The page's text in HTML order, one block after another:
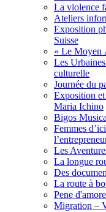
La violence
Ateliers
Exposition
Suisse
« Le Moyen
Les
culturelle
Journée du
Exposition
Maria Ichino
Bigos
Femmes
Les
La longue
Des
La route à
Pene
Migration –